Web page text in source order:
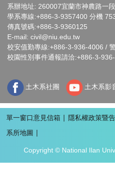
系辦地址: 260007宜蘭市神農路一
學系專線:+886-3-9357400 分機
傳真號碼:+886-3-9360125
E-mail: civil@niu.edu.tw
校安值勤專線:+886-3-936-4006 /
校園性別事件通報請洽:+886-3-
土木系社團 土木系影
單一窗口意見信箱 隱私權政策暨
系所地圖
Copyright © National Ilan